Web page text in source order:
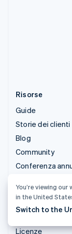
Risorse
Guide
Storie dei clienti
Blog
Community
Conferenza
Privacy e termini
Attività vietate e
Licenze
You’re viewing
in the United
Switch to the